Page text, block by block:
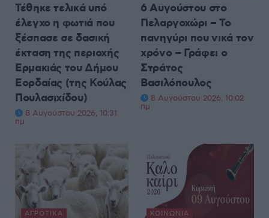
Τέθηκε τελικά υπό
έλεγχο η φωτιά που
ξέσπασε σε δασική
έκταση της περιοχής
Ερμακιάς του Δήμου
Εορδαίας (της Κούλας
Πουλασιχίδου)
8 Αυγούστου 2026, 10:31
πμ
6 Αυγούστου στο
Πελαργοχώρι – Το
πανηγύρι που νικά τον
χρόνο – Γράφει ο
Στράτος
Βασιλόπουλος
8 Αυγούστου 2026, 10:02
πμ
ΑΓΡΟΤΙΚΆ ΚΟΙΝΩΝΊΑ